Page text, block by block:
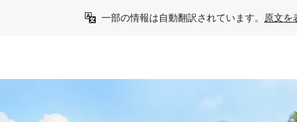
一部の情報は自動翻訳されています。 原文を